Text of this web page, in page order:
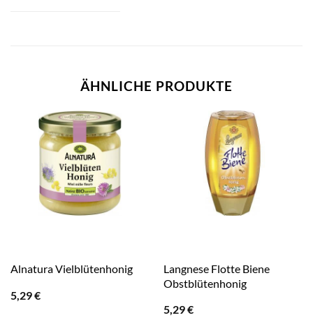
ÄHNLICHE PRODUKTE
Alnatura Vielblütenhonig
5,29€
Langnese Flotte Biene
Obstblütenhonig
5,29€